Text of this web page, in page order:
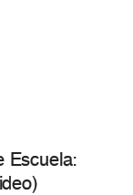
Escuela: